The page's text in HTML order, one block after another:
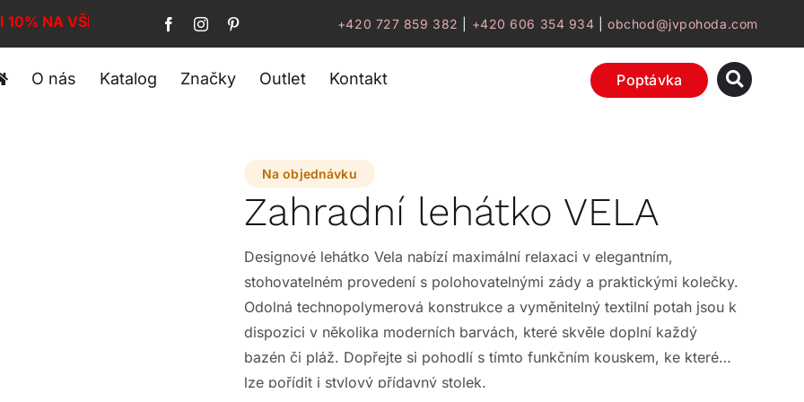
10% NA VŠE! +420 727 859 382 +420 606 354 934 |obchod@jvpohoda.com
O nás Katalog Značky Outlet Kontakt Poptávka
Na objednávku
Zahradní lehátko VELA
Designové lehátko Vela nabízí maximální relaxaci v elegantním,
stohovatelném provedení s polohovatelnými zády a praktickými kolečky.
Odolná technopolymerová konstrukce a vyměnitelný textilní potah jsou k
dispozici v několika moderních barvách, které skvěle doplní každý
bazén či pláž. Dopřejte si pohodlí s tímto funkčním kouskem, ke kterému
lze pořídit i stylový přídavný stolek.